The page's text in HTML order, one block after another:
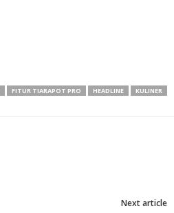
FITUR TIARAPOT PRO HEADLINE
KULINER
Next article